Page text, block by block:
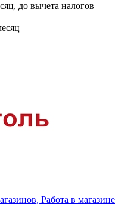
до вычета налогов
Работа в магазине